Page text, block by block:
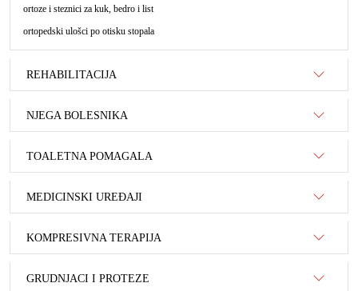
ortoze i steznici za kuk, bedro i list
ortopedski ulošci po otisku stopala
REHABILITACIJA
NJEGA BOLESNIKA
TOALETNA POMAGALA
MEDICINSKI UREĐAJI
KOMPRESIVNA TERAPIJA
GRUDNJACI I PROTEZE